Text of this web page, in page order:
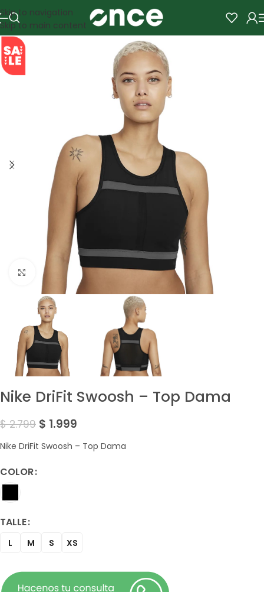
Skip to navigation
Skip to main content
SALE
Amplía la Imagen
Nike DriFit Swoosh – Top Dama
$2.799 $ 1.999
Nike DriFit Swoosh – Top Dama
COLOR
TALLE
L M S XS